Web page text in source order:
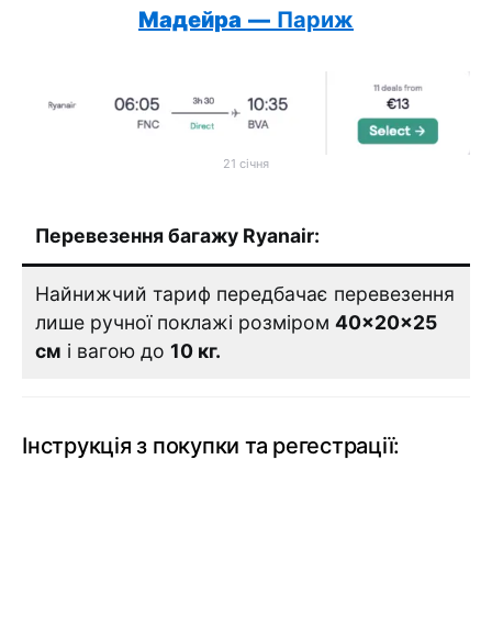
Мадейра — Париж
21 січня
Перевезення багажу Ryanair:
Найнижчий тариф передбачає перевезення
лише ручної поклажі розміром 40×20×25
см і вагою до 10 кг.
Інструкція з покупки та регестрації: